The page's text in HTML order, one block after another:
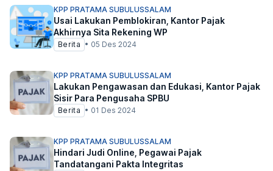
KPP PRATAMA SUBULUSSALAM
Usai Lakukan Pemblokiran, Kantor Pajak
Akhirnya Sita Rekening WP
Berita • 05 Des 2024
KPP PRATAMA SUBULUSSALAM
Lakukan Pengawasan dan Edukasi, Kantor Pajak
Sisir Para Pengusaha SPBU
Berita • 01 Des 2024
KPP PRATAMA SUBULUSSALAM
Hindari Judi Online, Pegawai Pajak
Tandatangani Pakta Integritas